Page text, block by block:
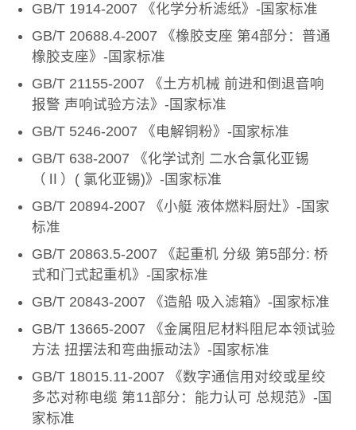
GB/T 1914-2007 《化学分析滤纸》-国家标准
GB/T 20688.4-2007 《橡胶支座 第4部分：普通
橡胶支座》-国家标准
GB/T 21155-2007 《土方机械 前进和倒退音响
报警 声响试验方法》-国家标准
GB/T 5246-2007 《电解铜粉》-国家标准
GB/T 638-2007 《化学试剂 二水合氯化亚锡
（Ⅱ）( 氯化亚锡)》-国家标准
GB/T 20894-2007 《小艇 液体燃料厨灶》-国家
标准
GB/T 20863.5-2007 《起重机 分级 第5部分: 桥
式和门式起重机》-国家标准
GB/T 20843-2007 《造船 吸入滤箱》-国家标准
GB/T 13665-2007 《金属阻尼材料阻尼本领试验
方法 扭摆法和弯曲振动法》-国家标准
GB/T 18015.11-2007 《数字通信用对绞或星绞
多芯对称电缆 第11部分：能力认可 总规范》-国
家标准